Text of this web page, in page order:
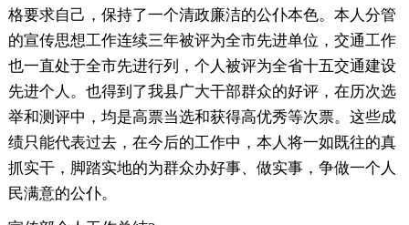
格要求自己，保持了一个清政廉洁的公仆本色。本人分管
的宣传思想工作连续三年被评为全市先进单位，交通工作
也一直处于全市先进行列，个人被评为全省十五交通建设
先进个人。也得到了我县广大干部群众的好评，在历次选
举和测评中，均是高票当选和获得高优秀等次票。这些成
绩只能代表过去，在今后的工作中，本人将一如既往的真
抓实干，脚踏实地的为群众办好事、做实事，争做一个人
民满意的公仆。